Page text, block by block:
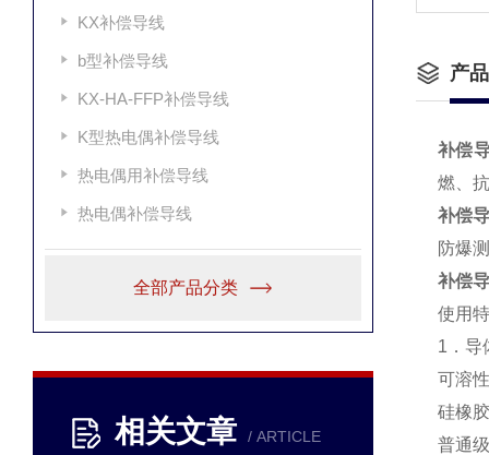
KX补偿导线
b型补偿导线
KX-HA-FFP补偿导线
K型热电偶补偿导线
热电偶用补偿导线
热电偶补偿导线
全部产品分类
相关文章 / ARTICLE
产
补偿
燃、
补偿
防爆
补偿
使用
1．导
可溶
硅橡
普通